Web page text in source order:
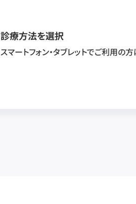
診療方法を選択
スマートフォン・タブレットでご利用の